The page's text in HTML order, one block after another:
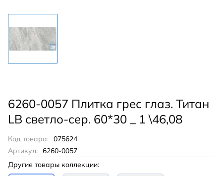
6260-0057 Плитка грес глаз. Титан
LB светло-сер. 60*30 _ 1 \46,08
Код товара: 075624
Артикул: 6260-0057
Другие товары коллекции: